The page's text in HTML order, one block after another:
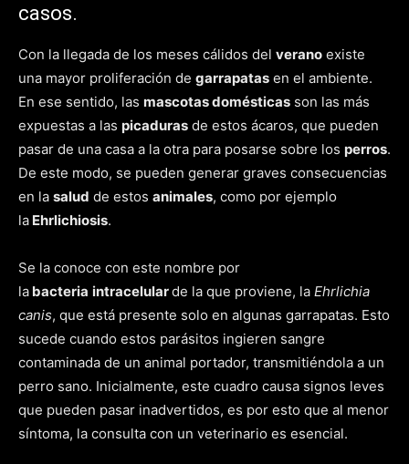
casos.
Con la llegada de los meses cálidos del verano existe
una mayor proliferación de garrapatas en el ambiente.
En ese sentido, las mascotas domésticas son las más
expuestas a las picaduras de estos ácaros, que pueden
pasar de una casa a la otra para posarse sobre los perros.
De este modo, se pueden generar graves consecuencias
en la salud de estos animales, como por ejemplo
la Ehrlichiosis.
Se la conoce con este nombre por
la bacteria intracelularde la que proviene, la Ehrlichia
canis, que está presente solo en algunas garrapatas. Esto
sucede cuando estos parásitos ingieren sangre
contaminada de un animal portador, transmitiéndola a un
perro sano. Inicialmente, este cuadro causa signos leves
que pueden pasar inadvertidos, es por esto que al menor
síntoma, la consulta con un veterinario es esencial.